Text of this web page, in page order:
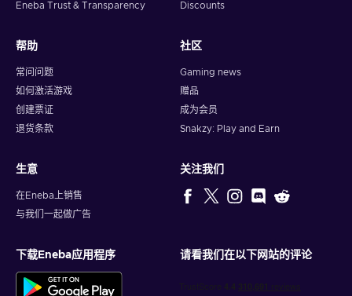
Eneba Trust & Transparency
Discounts
帮助
常问问题
如何激活游戏
创建票证
退货条款
社区
Gaming news
赠品
成为会员
Snakzy: Play and Earn
生意
在Eneba上销售
与我们一起做广告
关注我们
下载Eneba应用程序 请看我们在以下网站的评论